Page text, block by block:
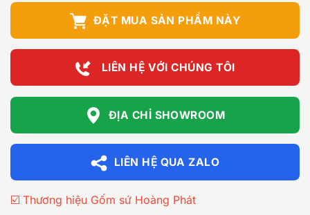
là:
12.800.000 ₫.
tại
là:
ĐẶT MUA SẢN PHẨM NÀY
LIÊN HỆ VỚI CHÚNG TÔI
ĐỊA CHỈ SHOWROOM
LIÊN HỆ QUA ZALO
☑️ Thương hiệu Gốm sứ Hoàng Phát